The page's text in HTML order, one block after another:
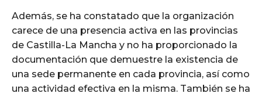
Además, se ha constatado que la organización
carece de una presencia activa en las provincias
de Castilla-La Mancha y no ha proporcionado la
documentación que demuestre la existencia de
una sede permanente en cada provincia, así como
una actividad efectiva en la misma. También se ha